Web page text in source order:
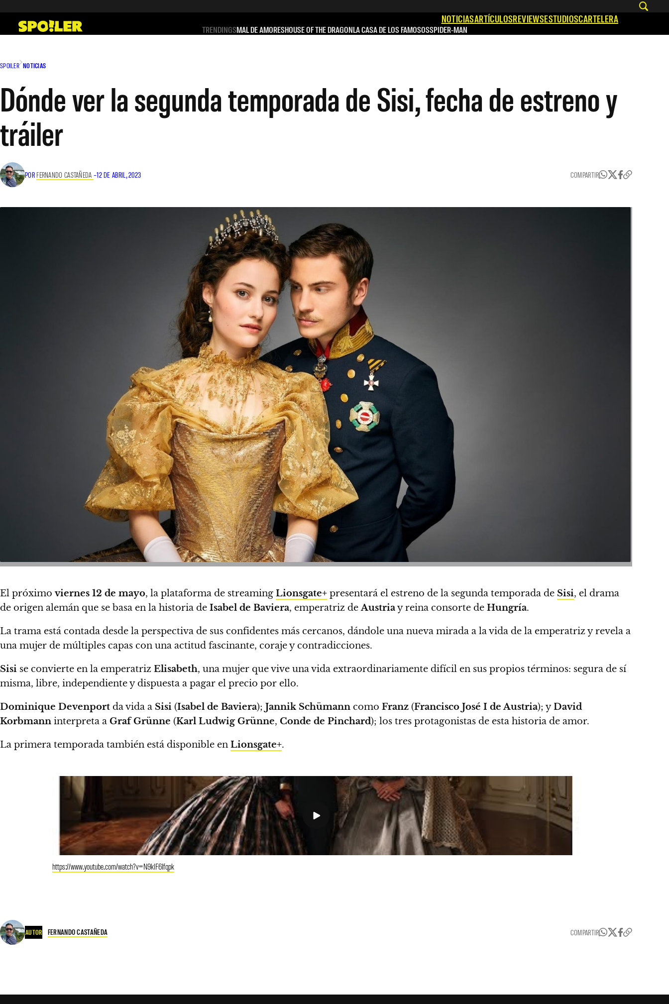
contenido
NOTICIASARTÍCULOSREVIEWSESTUDIOSCARTELERA
TRENDINGSMAL DE AMORESHOUSE OF THE DRAGONLA CASA DE LOS FAMOSOSSPIDER-MAN
SPOILER NOTICIAS
Dónde ver la segunda temporada de Sisi, fecha de estreno y
tráiler
POR FERNANDO CASTAÑEDA –12 DE ABRIL, 2023 COMPARTIR
El próximo viernes 12 de mayo, la plataforma de streaming Lionsgate+ presentará el estreno de la segunda temporada de Sisi, el drama
de origen alemán que se basa en la historia de Isabel de Baviera, emperatriz deAustriay reina consorte de Hungría.
La trama está contada desde la perspectiva de sus confidentes más cercanos, dándole una nueva mirada a la vida de la emperatriz y revela a
una mujer de múltiples capas con una actitud fascinante, coraje y contradicciones.
Sisi se convierte en la emperatriz Elisabeth, una mujer que vive una vida extraordinariamente difícil en sus propios términos: segura de sí
misma, libre, independiente y dispuesta a pagar el precio por ello.
Dominique Devenport da vida a Sisi (Isabel de Baviera); Jannik Schümann como Franz (Francisco José I de Austria); yDavid
Korbmann interpreta a Graf Grünne (Karl Ludwig Grünne, Conde de Pinchard); los tres protagonistas de esta historia de amor.
La primera temporada también está disponible en Lionsgate+.
https://www.youtube.com/watch?v=N9klF6Ifqpk
AUTOR FERNANDO CASTAÑEDA COMPARTIR